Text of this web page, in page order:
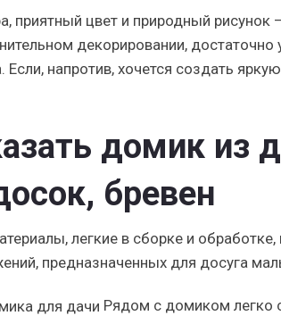
приятный цвет и природный рисунок
декорировании, достаточно
Если, напротив, хочется создать
домик из
бревен
легкие в сборке и
предназначенных для досуга
Рядом с домиком легко